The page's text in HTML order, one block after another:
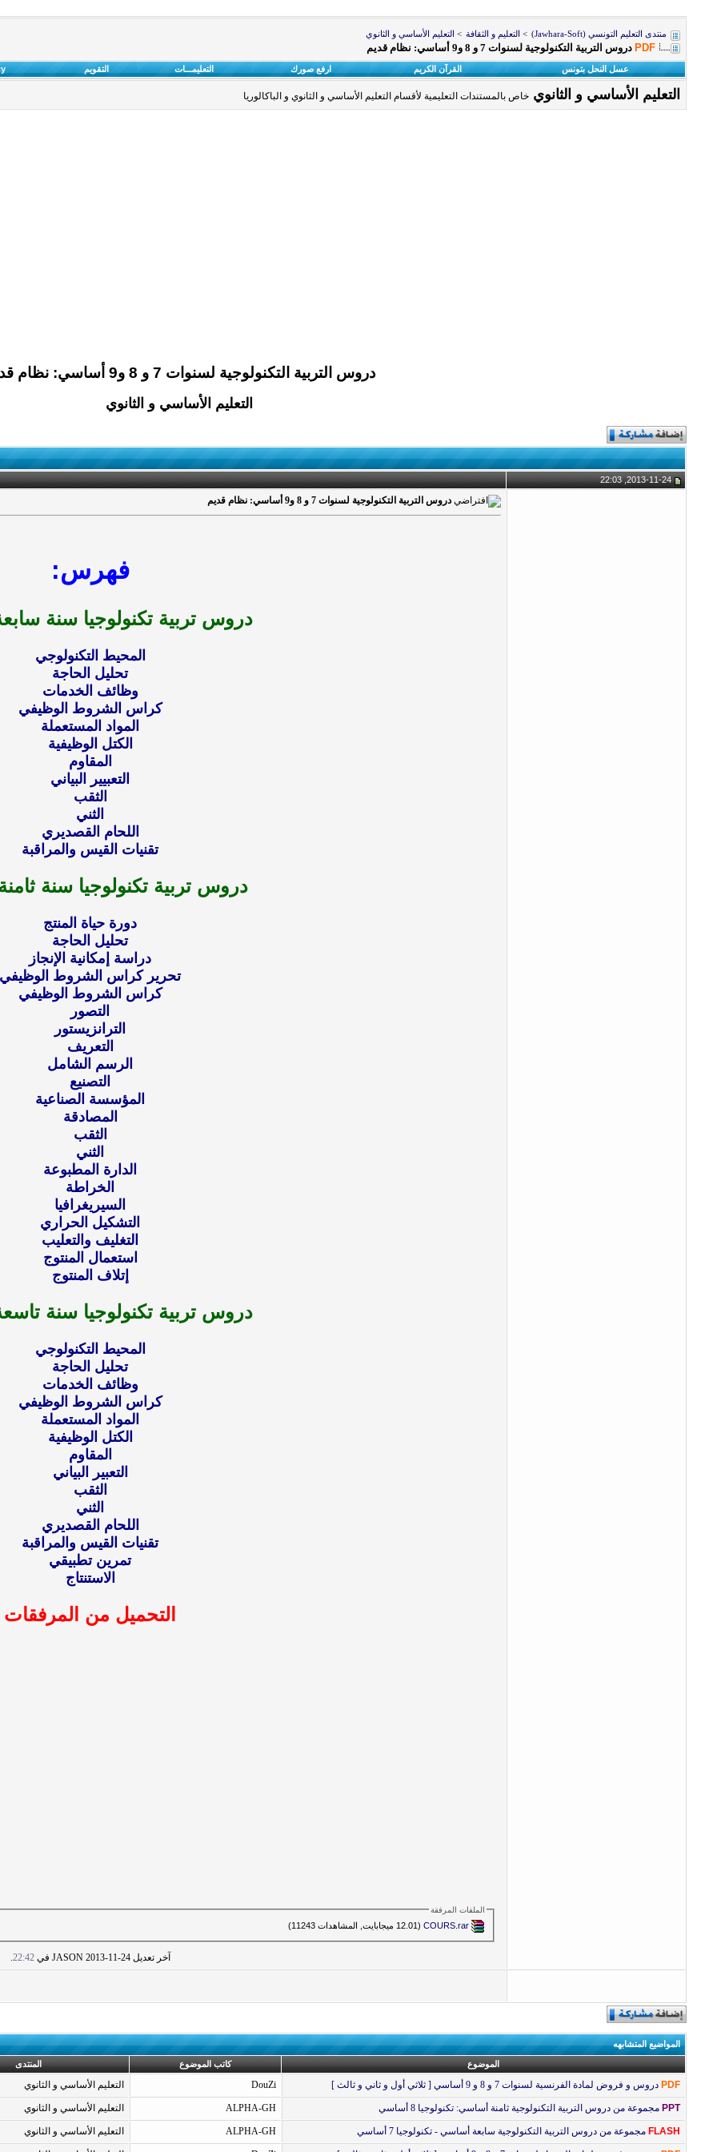
منتدى التعليم التونسي (Jawhara-Soft) > التعليم و الثقافة > التعليم الأساسي و الثانوي
PDF دروس التربية التكنولوجية لسنوات 7 و 8 و9 أساسي: نظام قديم
عسل النحل بتونس القرآن الكريم ارفع صورك التعليمـــات التقويم
التعليم الأساسي و الثانوي خاص بالمستندات التعليمية لأقسام التعليم الأساسي و الثانوي و الباكالوريا
دروس التربية التكنولوجية لسنوات 7 و 8 و9 أساسي: نظام قديم
التعليم الأساسي و الثانوي
2013-11-24, 22:03
دروس التربية التكنولوجية لسنوات 7 و 8 و9 أساسي: نظام قديم
فهرس:
دروس تربية تكنولوجيا سنة
المحيط التكنولوجي
تحليل الحاجة
وظائف الخدمات
كراس الشروط الوظيفي
المواد المستعملة
الكتل الوظيفية
المقاوم
التعبيير البياني
الثقب
الثني
اللحام القصديري
تقنيات القيس والمراقبة
دروس تربية تكنولوجيا سنة
دورة حياة المنتج
تحليل الحاجة
دراسة إمكانية الإنجاز
تحرير كراس الشروط الوظيفي
كراس الشروط الوظيفي
التصور
الترانزيستور
التعريف
الرسم الشامل
التصنيع
المؤسسة الصناعية
المصادقة
الثقب
الثني
الدارة المطبوعة
الخراطة
السيريغرافيا
التشكيل الحراري
التغليف والتعليب
استعمال المنتوج
إتلاف المنتوج
دروس تربية تكنولوجيا سنة
المحيط التكنولوجي
تحليل الحاجة
وظائف الخدمات
كراس الشروط الوظيفي
المواد المستعملة
الكتل الوظيفية
المقاوم
التعبير البياني
الثقب
الثني
اللحام القصديري
تقنيات القيس والمراقبة
تمرين تطبيقي
الاستنتاج
التحميل من المرفقات
الملفات المرفقة
COURS.rar‏ (12.01 ميجابايت, المشاهدات 11243)
آخر تعديل JASON 2013-11-24 في 22:42
المواضيع المتشابهه
الموضوع كاتب الموضوع المنتدى
PDF دروس و فروض لمادة الفرنسية لسنوات 7 و 8 و 9 أساسي [ ثلاثي أول و ثاني و ثالث ] DouZi التعليم الأساسي و الثانوي
PPT مجموعة من دروس التربية التكنولوجية ثامنة أساسي: تكنولوجيا 8 أساسي ALPHA-GH التعليم الأساسي و الثانوي
FLASH مجموعة من دروس التربية التكنولوجية سابعة أساسي - تكنولوجيا 7 أساسي ALPHA-GH التعليم الأساسي و الثانوي